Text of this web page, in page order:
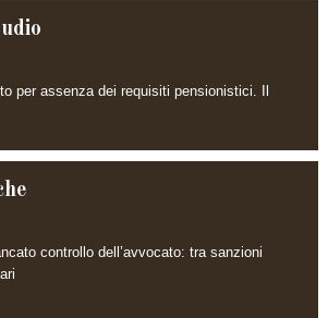
per assenza dei requisiti pensionistici. Il
controllo dell’avvocato: tra sanzioni